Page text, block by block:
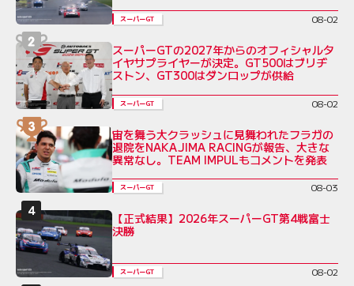
スーパーGT 08-02
スーパーGTの2027年からのオフィシャルタ
イヤサプライヤーが決定。GT500はブリヂ
ストン、GT300はダンロップが供給
スーパーGT 08-02
宙を舞う大クラッシュに見舞われたフラガの
退院をNAKAJIMA RACINGが報告、大きな
異常なし。TEAM IMPULもコメントを発表
スーパーGT 08-03
【正式結果】2026年スーパーGT第4戦富士
決勝
スーパーGT 08-02